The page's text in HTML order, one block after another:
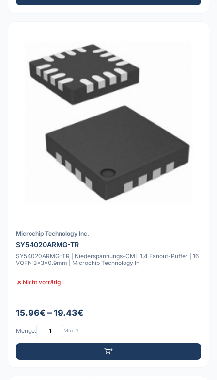
Microchip Technology Inc.
SY54020ARMG-TR
SY54020ARMG-TR | Niederspannungs-CML 1:4 Fanout-Puffer | 16
VQFN 3x3x0.9mm | Microchip Technology In
Nicht vorrätig
15.96€ – 19.43€
Menge: Min: 1